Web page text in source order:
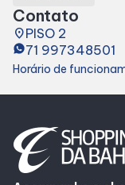
Alimentação
Compre Online
Programa de
Contato
placePISO 2
71 997348501
Horário de